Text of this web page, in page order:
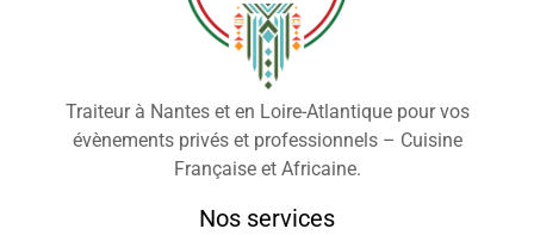
Traiteur à Nantes et en Loire-Atlantique pour vos
évènements privés et professionnels – Cuisine
Française et Africaine.
Nos services